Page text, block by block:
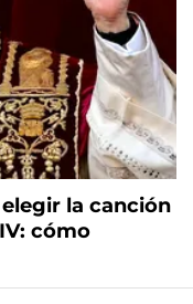
la canción
cómo